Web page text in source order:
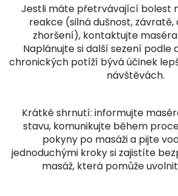
Jestli máte přetrvávající bolest
reakce (silná dušnost,
zhoršení), kontaktujte
Naplánujte si další sezení
chronických potíží bývá účinek
návštěvách.
Krátké shrnutí: informujte
stavu, komunikujte během
pokyny po masáži a pijte
jednoduchými kroky si zajistíte
masáž, která pomůže